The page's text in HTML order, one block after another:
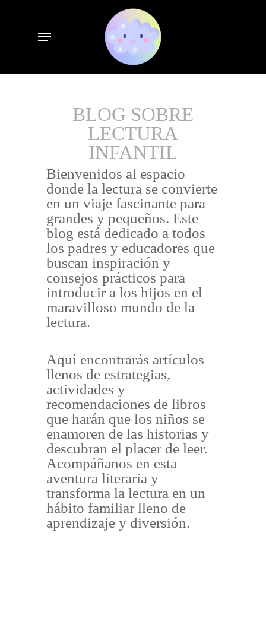
Menu
BLOG SOBRE
LECTURA
INFANTIL
Bienvenidos al espacio
donde la lectura se convierte
en un viaje fascinante para
grandes y pequeños. Este
blog está dedicado a todos
los padres y educadores que
buscan inspiración y
consejos prácticos para
introducir a los hijos en el
maravilloso mundo de la
lectura.
Aquí encontrarás artículos
llenos de estrategias,
actividades y
recomendaciones de libros
que harán que los niños se
enamoren de las historias y
descubran el placer de leer.
Acompáñanos en esta
aventura literaria y
transforma la lectura en un
hábito familiar lleno de
aprendizaje y diversión.